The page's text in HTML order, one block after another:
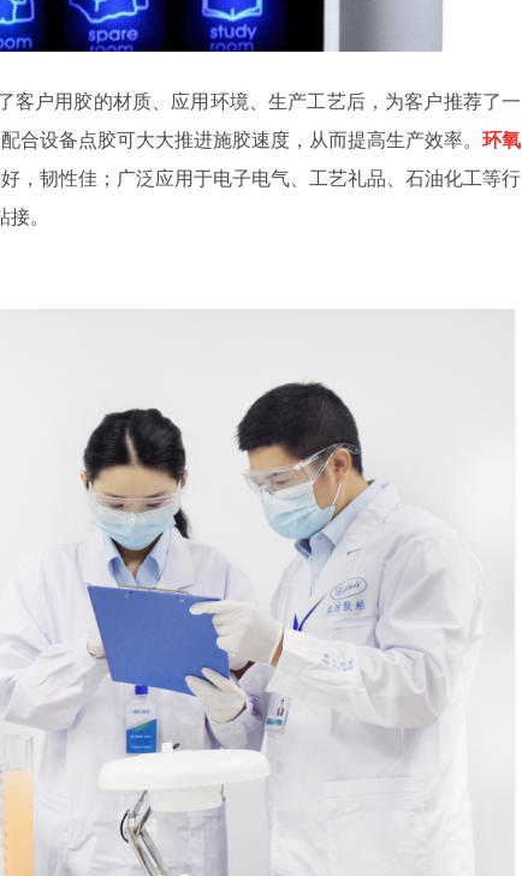
户用胶的材质、应用环境、生产工艺后，为客户推荐了一
合设备点胶可大大推进施胶速度，从而提高生产效率。环氧
，韧性佳；广泛应用于电子电气、工艺礼品、石油化工等行
。